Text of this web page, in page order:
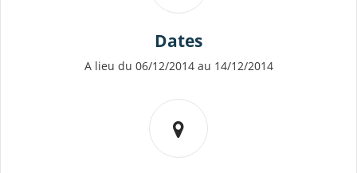
Dates
A lieu du 06/12/2014 au 14/12/2014